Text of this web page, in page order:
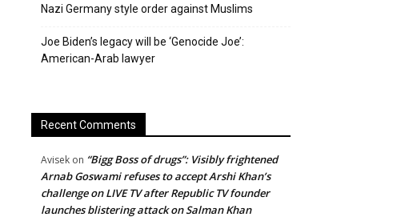
Nazi Germany style order against Muslims
Joe Biden’s legacy will be ‘Genocide Joe’:
American-Arab lawyer
Recent Comments
Avisek on “Bigg Boss of drugs”: Visibly frightened
Arnab Goswami refuses to accept Arshi Khan’s
challenge on LIVE TV after Republic TV founder
launches blistering attack on Salman Khan